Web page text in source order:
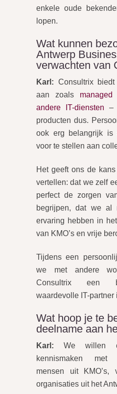
enkele oude
lopen.
Wat kunnen
Antwerp
verwachten van
Karl: Consultrix
aan zoals managed
andere IT-diensten –
producten dus.
ook erg belangrijk is
voor te stellen aan
Het geeft ons de
vertellen: dat we zelf
perfect de zorgen
begrijpen, dat we al
ervaring hebben in
van KMO’s en vrije
Tijdens een
we met andere
Consultrix een
waardevolle IT-partner
Wat hoop je te
deelname aan
Karl: We willen
kennismaken met
mensen uit KMO’s,
organisaties uit het